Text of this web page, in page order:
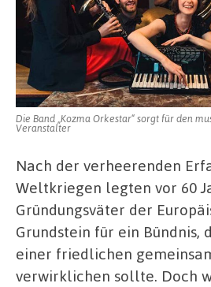
Die Band „Kozma Orkestar“ sorgt für den
Veranstalter
Nach der verheerenden
Weltkriegen legten vor 60
Gründungsväter der
Grundstein für ein Bündnis,
einer friedlichen
verwirklichen sollte. Doch